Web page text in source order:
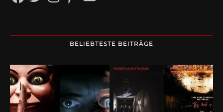
BELIEBTESTE BEITRÄGE